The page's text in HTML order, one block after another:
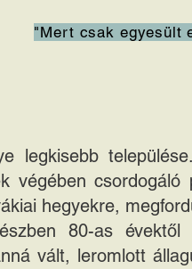
"Mert csak egyesült
legkisebb
végében
hegyekre,
80-as
vált, leromlott